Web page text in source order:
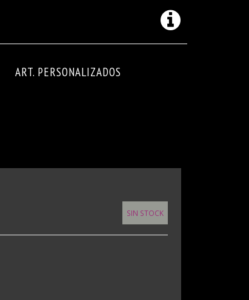
ART. PERSONALIZADOS
SIN STOCK